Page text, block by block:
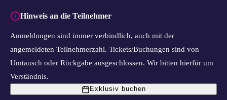
Hinweis an die Teilnehmer
Anmeldungen sind immer verbindlich, auch mit der
angemeldeten Teilnehmerzahl. Tickets/Buchungen sind von
Umtausch oder Rückgabe ausgeschlossen. Wir bitten hierfür um
Verständnis.
Exklusiv buchen